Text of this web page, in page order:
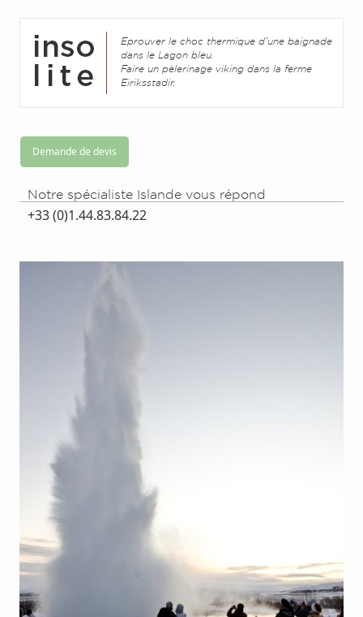
Eprouver le choc thermique d’une baignade
dans le Lagon bleu.
Faire un pèlerinage viking dans la ferme
Eiriksstadir.
Demande de devis
Notre spécialiste Islande vous répond
+33 (0)1.44.83.84.22